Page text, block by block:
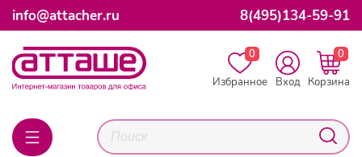
info@attacher.ru 8(495)134-59-91
0
Избранное
Вход
0
Корзина